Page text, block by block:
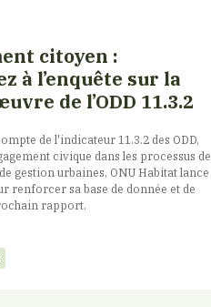
citoyen :
à l’enquête sur la
de l’ODD 11.3.2
de l'indicateur 11.3.2 des ODD,
civique dans les processus de
gestion urbaines, ONU Habitat lance
renforcer sa base de donnée et de
rapport.